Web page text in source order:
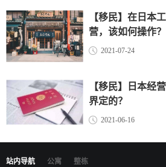
【移民】在日本
营，该如何操作？
2021-07-24
【移民】日本经
界定的？
2021-06-16
站内导航 公寓 整栋